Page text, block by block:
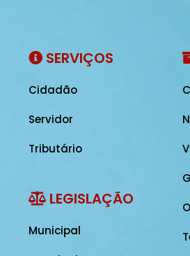
SERVIÇOS
Cidadão
Servidor
Tributário
LEGISLAÇÃO
Municipal